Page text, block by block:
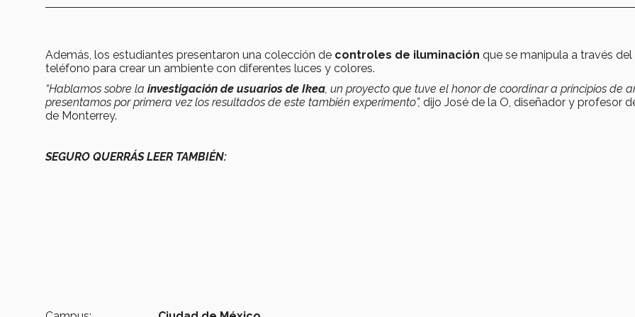
Además, los estudiantes presentaron una colección de controles de iluminación que se manipula a través del
teléfono para crear un ambiente con diferentes luces y colores.
“Hablamos sobre la investigación de usuarios de Ikea, un proyecto que tuve el honor de coordinar a principios de
presentamos por primera vez los resultados de este también experimento”, dijo José de la O, diseñador y profesor
de Monterrey.
SEGURO QUERRÁS LEER TAMBIÉN: